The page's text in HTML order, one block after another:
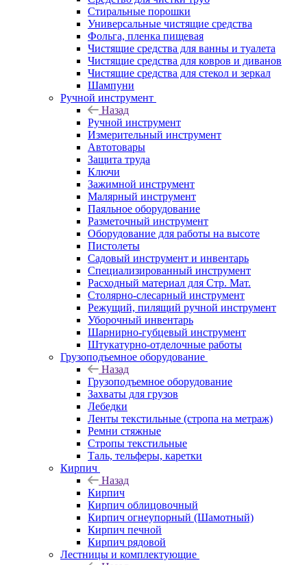
Стиральные порошки
Универсальные чистящие средства
Фольга, пленка пищевая
Чистящие средства для ванны и туалета
Чистящие средства для ковров и диванов
Чистящие средства для стекол и зеркал
Шампуни
Ручной инструмент
Назад
Ручной инструмент
Измерительный инструмент
Автотовары
Защита труда
Ключи
Зажимной инструмент
Малярный инструмент
Паяльное оборудование
Разметочный инструмент
Оборудование для работы на высоте
Пистолеты
Садовый инструмент и инвентарь
Специализированный инструмент
Расходный материал для Стр. Мат.
Столярно-слесарный инструмент
Режущий, пилящий ручной инструмент
Уборочный инвентарь
Шарнирно-губцевый инструмент
Штукатурно-отделочные работы
Грузоподъемное оборудование
Назад
Грузоподъемное оборудование
Захваты для грузов
Лебедки
Ленты текстильные (стропа на метраж)
Ремни стяжные
Стропы текстильные
Таль, тельферы, каретки
Кирпич
Назад
Кирпич
Кирпич облицовочный
Кирпич огнеупорный (Шамотный)
Кирпич печной
Кирпич рядовой
Лестницы и комплектующие